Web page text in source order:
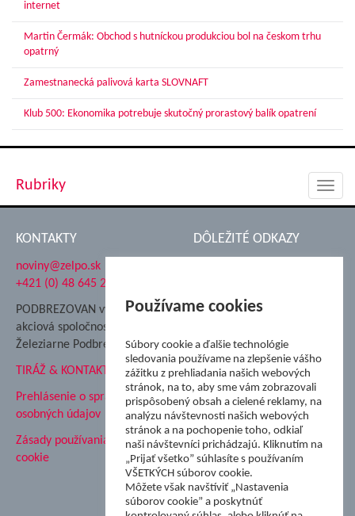
internet
Martin Čermák: Obchod s hutníckou produkciou bol na českom trhu
opatrný
Zamestnanecká palivová karta SLOVNAFT
Klub 500: Ekonomika potrebuje skutočný prorastový balík opatrení
Rubriky
KONTAKTY
noviny@zelpo.sk
+421 (0) 48 645 2711
PODBREZOVAN vydáva
akciová spoločnosť
Železiarne Podbrezová
TIRÁŽ & KONTAKT
Prehlásenie o spracovaní
osobných údajov
Zásady používania súborov
cookie
DÔLEŽITÉ ODKAZY
Nadácia Železiarne
ŽP Informatika s.r.o.
ŠK Železiarne Podbrezová
Tále a.s.
Používame cookies
Súbory cookie a ďalšie technológie
sledovania používame na zlepšenie vášho
zážitku z prehliadania našich webových
stránok, na to, aby sme vám zobrazovali
prispôsobený obsah a cielené reklamy, na
analýzu návštevnosti našich webových
stránok a na pochopenie toho, odkiaľ
naši návštevníci prichádzajú. Kliknutím na
„Prijať všetko” súhlasíte s používaním
VŠETKÝCH súborov cookie.
Môžete však navštíviť „Nastavenia
súborov cookie” a poskytnúť